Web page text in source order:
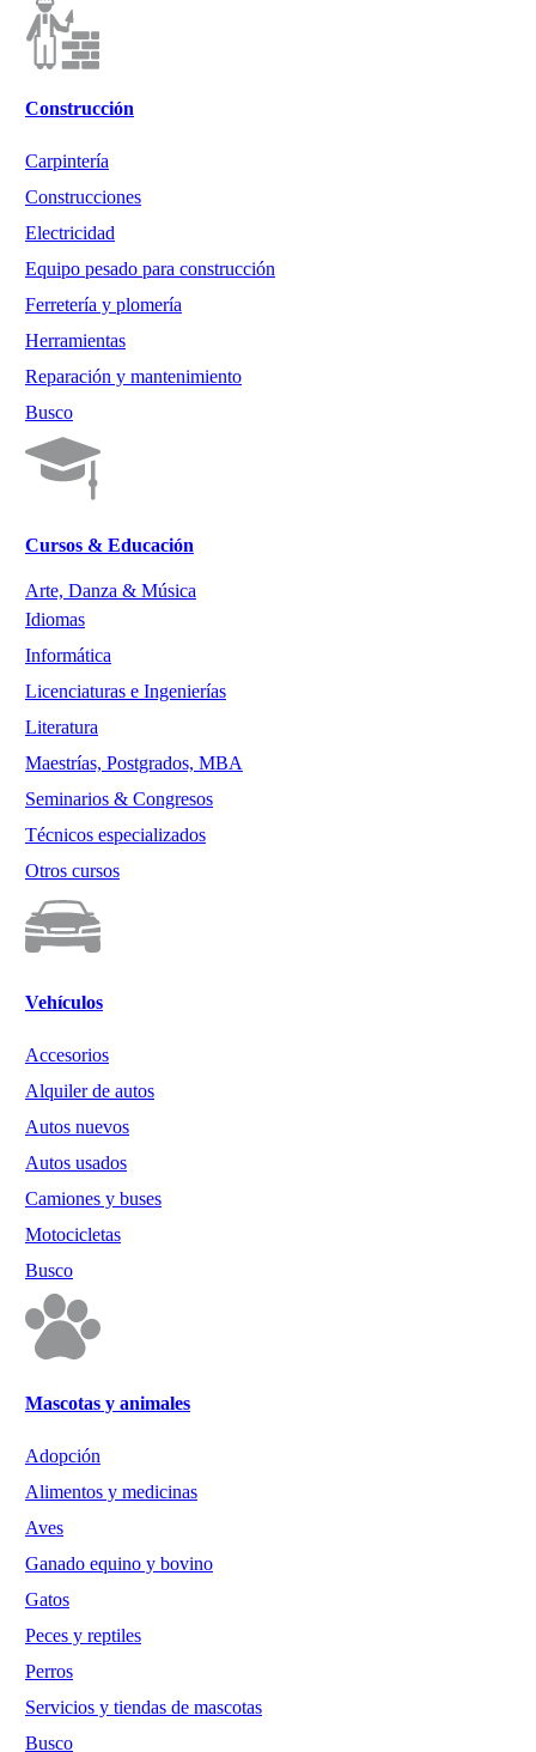
Construcción
Carpintería
Construcciones
Electricidad
Equipo pesado para construcción
Ferretería y plomería
Herramientas
Reparación y mantenimiento
Busco
Cursos & Educación
Arte, Danza & Música
Idiomas
Informática
Licenciaturas e Ingenierías
Literatura
Maestrías, Postgrados, MBA
Seminarios & Congresos
Técnicos especializados
Otros cursos
Vehículos
Accesorios
Alquiler de autos
Autos nuevos
Autos usados
Camiones y buses
Motocicletas
Busco
Mascotas y animales
Adopción
Alimentos y medicinas
Aves
Ganado equino y bovino
Gatos
Peces y reptiles
Perros
Servicios y tiendas de mascotas
Busco